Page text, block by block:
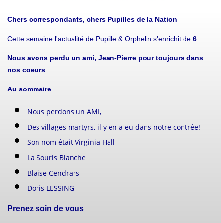
Chers correspondants, chers Pupilles de la Nation
Cette semaine l'actualité de Pupille & Orphelin s'enrichit de 6
Nous avons perdu un ami, Jean-Pierre pour toujours dans
nos coeurs
Au sommaire
Nous perdons un AMI,
Des villages martyrs, il y en a eu dans notre contrée!
Son nom était Virginia Hall
La Souris Blanche
Blaise Cendrars
Doris LESSING
Prenez soin de vous